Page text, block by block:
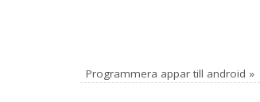
Programmera appar till android »